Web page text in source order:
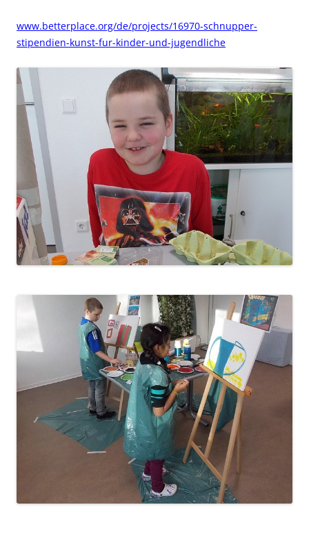
www.betterplace.org/de/projects/16970-schnupper-
stipendien-kunst-fur-kinder-und-jugendliche